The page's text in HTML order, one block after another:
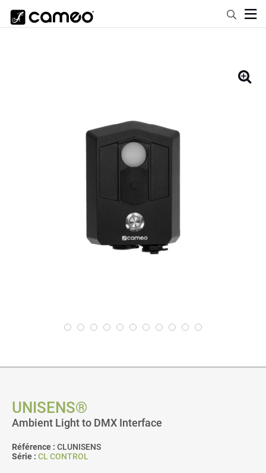
UNISENS®
Ambient Light to DMX Interface
Référence : CLUNISENS
Série : CL CONTROL